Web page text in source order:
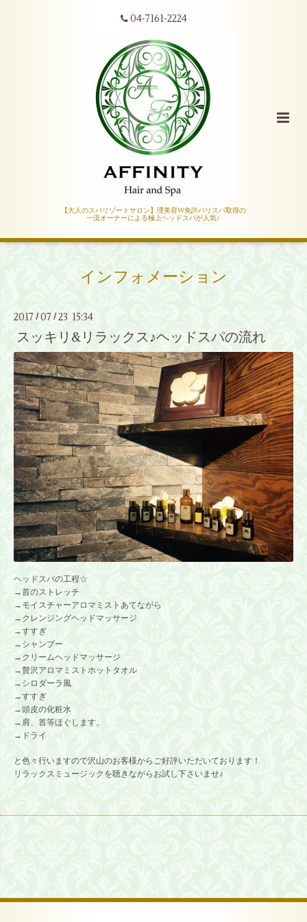
04-7161-2224
【大人のスパリゾートサロン】理美容W免許バリスパ取得の
一流オーナーによる極上ヘッドスパが人気♪
インフォメーション
2017 / 07 /23 15:34
スッキリ&リラックス♪ヘッドスパの流れ
ヘッドスパの工程☆
→首のストレッチ
→モイスチャーアロマミストあてながら
→クレンジングヘッドマッサージ
→すすぎ
→シャンプー
→クリームヘッドマッサージ
→贅沢アロマミストホットタオル
→シロダーラ風
→すすぎ
→頭皮の化粧水
→肩、首等ほぐします。
→ドライ
と色々行いますので沢山のお客様からご好評いただいております！
リラックスミュージックを聴きながらお試し下さいませ♪